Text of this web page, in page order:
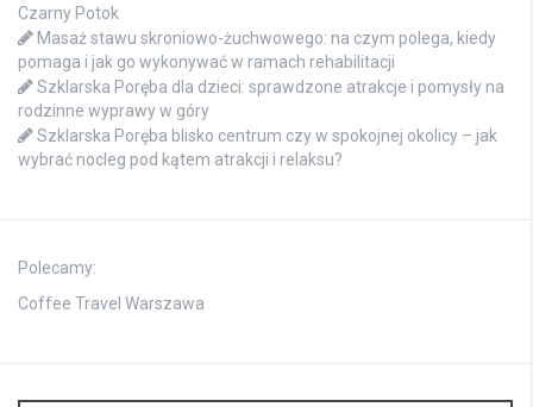
Czarny Potok
Masaż stawu skroniowo-żuchwowego: na czym polega, kiedy
pomaga i jak go wykonywać w ramach rehabilitacji
Szklarska Poręba dla dzieci: sprawdzone atrakcje i pomysły na
rodzinne wyprawy w góry
Szklarska Poręba blisko centrum czy w spokojnej okolicy – jak
wybrać nocleg pod kątem atrakcji i relaksu?
Polecamy:
Coffee Travel Warszawa